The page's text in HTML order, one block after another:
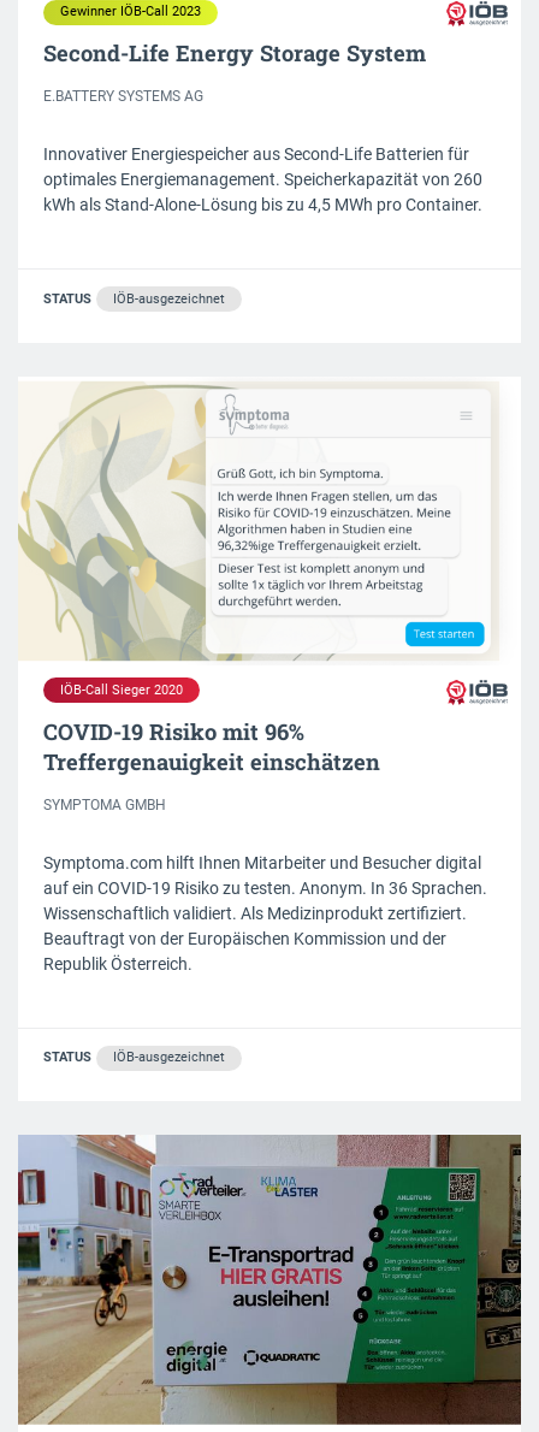
Gewinner IÖB-Call 2023
Second-Life Energy Storage System
E.BATTERY SYSTEMS AG
Innovativer Energiespeicher aus Second-Life Batterien für
optimales Energiemanagement. Speicherkapazität von 260
kWh als Stand-Alone-Lösung bis zu 4,5 MWh pro Container.
STATUS IÖB-ausgezeichnet
IÖB-Call Sieger 2020
COVID-19 Risiko mit 96%
Treffergenauigkeit einschätzen
SYMPTOMA GMBH
Symptoma.com hilft Ihnen Mitarbeiter und Besucher digital
auf ein COVID-19 Risiko zu testen. Anonym. In 36 Sprachen.
Wissenschaftlich validiert. Als Medizinprodukt zertifiziert.
Beauftragt von der Europäischen Kommission und der
Republik Österreich.
STATUS IÖB-ausgezeichnet